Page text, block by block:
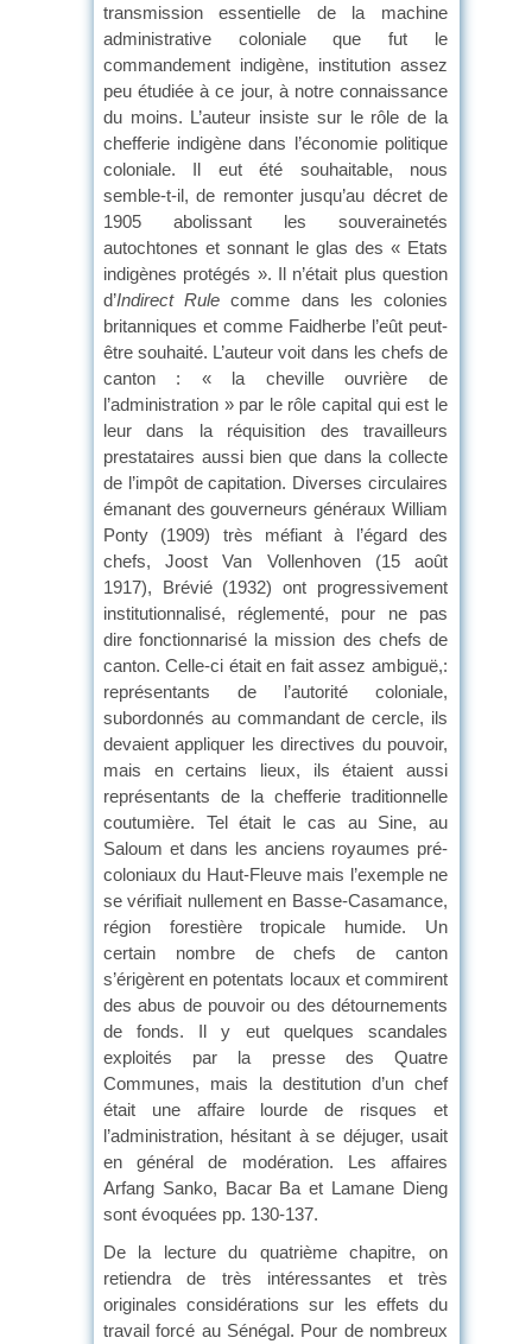
transmission essentielle de la machine
administrative coloniale que fut le
commandement indigène, institution assez
peu étudiée à ce jour, à notre connaissance
du moins. L’auteur insiste sur le rôle de la
chefferie indigène dans l’économie politique
coloniale. Il eut été souhaitable, nous
semble-t-il, de remonter jusqu’au décret de
1905 abolissant les souverainetés
autochtones et sonnant le glas des « Etats
indigènes protégés ». Il n’était plus question
d’Indirect Rule comme dans les colonies
britanniques et comme Faidherbe l’eût peut-
être souhaité. L’auteur voit dans les chefs de
canton : « la cheville ouvrière de
l’administration » par le rôle capital qui est le
leur dans la réquisition des travailleurs
prestataires aussi bien que dans la collecte
de l’impôt de capitation. Diverses circulaires
émanant des gouverneurs généraux William
Ponty (1909) très méfiant à l’égard des
chefs, Joost Van Vollenhoven (15 août
1917), Brévié (1932) ont progressivement
institutionnalisé, réglementé, pour ne pas
dire fonctionnarisé la mission des chefs de
canton. Celle-ci était en fait assez ambiguë,:
représentants de l’autorité coloniale,
subordonnés au commandant de cercle, ils
devaient appliquer les directives du pouvoir,
mais en certains lieux, ils étaient aussi
représentants de la chefferie traditionnelle
coutumière. Tel était le cas au Sine, au
Saloum et dans les anciens royaumes pré-
coloniaux du Haut-Fleuve mais l’exemple ne
se vérifiait nullement en Basse-Casamance,
région forestière tropicale humide. Un
certain nombre de chefs de canton
s’érigèrent en potentats locaux et commirent
des abus de pouvoir ou des détournements
de fonds. Il y eut quelques scandales
exploités par la presse des Quatre
Communes, mais la destitution d’un chef
était une affaire lourde de risques et
l’administration, hésitant à se déjuger, usait
en général de modération. Les affaires
Arfang Sanko, Bacar Ba et Lamane Dieng
sont évoquées pp. 130-137.
De la lecture du quatrième chapitre, on
retiendra de très intéressantes et très
originales considérations sur les effets du
travail forcé au Sénégal. Pour de nombreux